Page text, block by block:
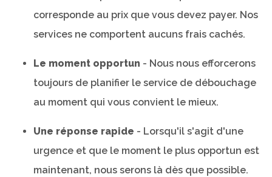
corresponde au prix que vous devez payer. Nos
services ne comportent aucuns frais cachés.
Le moment opportun - Nous nous efforcerons
toujours de planifier le service de débouchage
au moment qui vous convient le mieux.
Une réponse rapide - Lorsqu'il s'agit d'une
urgence et que le moment le plus opportun est
maintenant, nous serons là dès que possible.